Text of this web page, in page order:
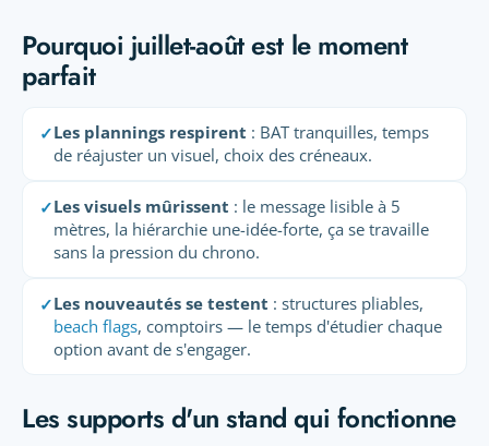
Pourquoi juillet-août est le moment
parfait
✓Les plannings respirent : BAT tranquilles, temps
de réajuster un visuel, choix des créneaux.
✓Les visuels mûrissent : le message lisible à 5
mètres, la hiérarchie une-idée-forte, ça se travaille
sans la pression du chrono.
✓Les nouveautés se testent : structures pliables,
beach flags, comptoirs — le temps d'étudier chaque
option avant de s'engager.
Les supports d'un stand qui fonctionne